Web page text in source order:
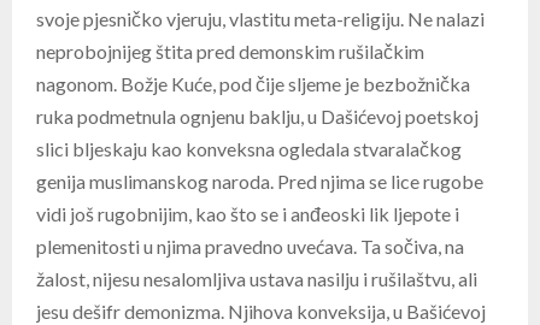
svoje pjesničko vjeruju, vlastitu meta-religiju. Ne nalazi
neprobojnijeg štita pred demonskim rušilačkim
nagonom. Božje Kuće, pod čije sljeme je bezbožnička
ruka podmetnula ognjenu baklju, u Dašićevoj poetskoj
slici bljeskaju kao konveksna ogledala stvaralačkog
genija muslimanskog naroda. Pred njima se lice rugobe
vidi još rugobnijim, kao što se i anđeoski lik ljepote i
plemenitosti u njima pravedno uvećava. Ta sočiva, na
žalost, nijesu nesalomljiva ustava nasilju i rušilaštvu, ali
jesu dešifr demonizma. Njihova konveksija, u Bašićevoj